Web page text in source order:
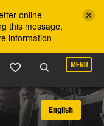
online
this message,
information
MENU
English